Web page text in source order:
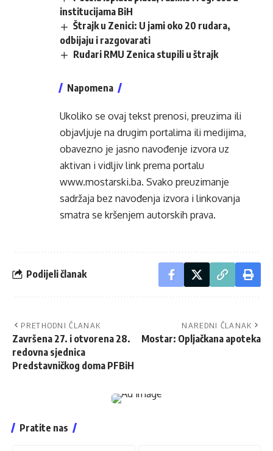
institucijama BiH
Štrajk u Zenici: U jami oko 20 rudara,
odbijaju i razgovarati
Rudari RMU Zenica stupili u štrajk
Napomena
Ukoliko se ovaj tekst prenosi, preuzima ili
objavljuje na drugim portalima ili medijima,
obavezno je jasno navođenje izvora uz
aktivan i vidljiv link prema portalu
www.mostarski.ba. Svako preuzimanje
sadržaja bez navođenja izvora i linkovanja
smatra se kršenjem autorskih prava.
Podijeli članak
PRETHODNI ČLANAK
Završena 27. i otvorena 28.
redovna sjednica
Predstavničkog doma PFBiH
NAREDNI ČLANAK
Mostar: Opljačkana apoteka
Pratite nas